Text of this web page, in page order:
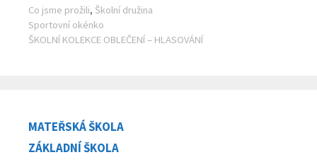
Rubriky
Co jsme prožili, Školní družina
Sportovní okénko
ŠKOLNÍ KOLEKCE OBLEČENÍ – HLASOVÁNÍ
MATEŘSKÁ ŠKOLA
ZÁKLADNÍ ŠKOLA